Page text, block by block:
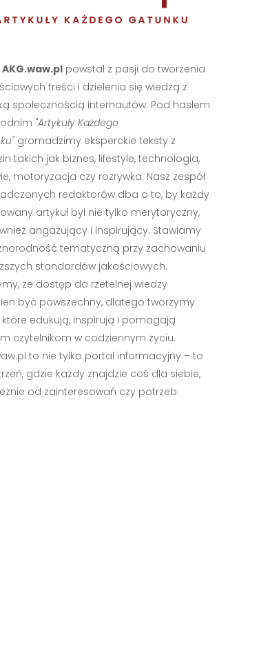
AKG.waw.plpowstał z pasji do tworzenia
treści i dzielenia się wiedzą z
społecznością internautów. Pod hasłem
"Artykuły Każdego
gromadzimy eksperckie teksty z
takich jak biznes, lifestyle, technologia,
motoryzacja czy rozrywka. Nasz zespół
redaktorów dba o to, by każdy
artykuł był nie tylko merytoryczny,
angażujący i inspirujący. Stawiamy
tematyczną przy zachowaniu
standardów jakościowych.
że dostęp do rzetelnej wiedzy
być powszechny, dlatego tworzymy
które edukują, inspirują i pomagają
czytelnikom w codziennym życiu.
to nie tylko portal informacyjny – to
gdzie każdy znajdzie coś dla siebie,
od zainteresowań czy potrzeb.